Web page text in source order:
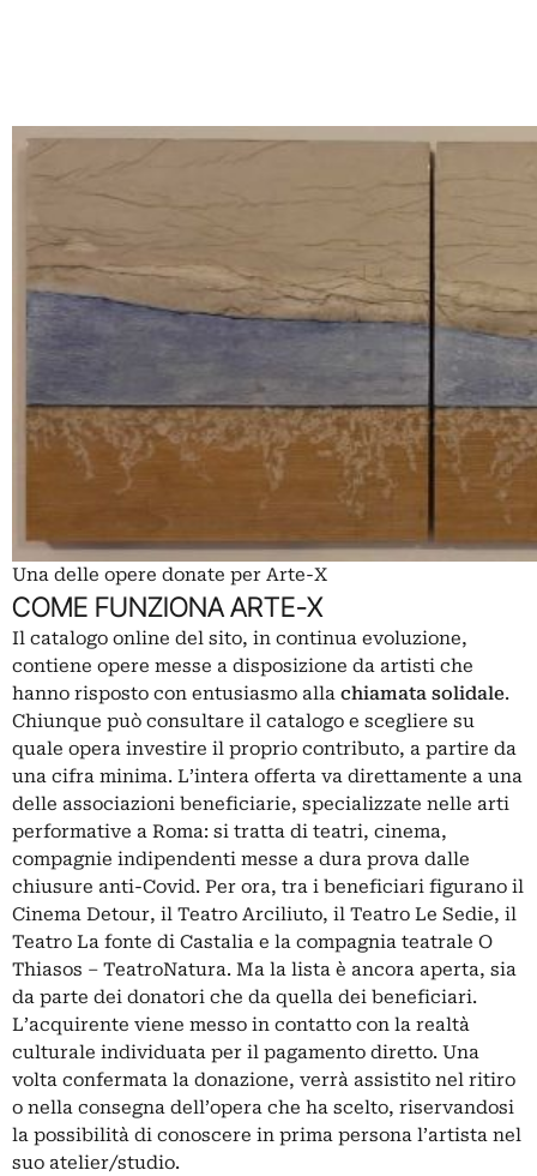
Una delle opere donate per Arte-X
COME FUNZIONA ARTE-X
Il catalogo online del sito, in continua evoluzione,
contiene opere messe a disposizione da artisti che
hanno risposto con entusiasmo alla chiamata solidale.
Chiunque può consultare il catalogo e scegliere su
quale opera investire il proprio contributo, a partire da
una cifra minima. L’intera offerta va direttamente a una
delle associazioni beneficiarie, specializzate nelle arti
performative a Roma: si tratta di teatri, cinema,
compagnie indipendenti messe a dura prova dalle
chiusure anti-Covid. Per ora, tra i beneficiari figurano il
Cinema Detour, il Teatro Arciliuto, il Teatro Le Sedie, il
Teatro La fonte di Castalia e la compagnia teatrale O
Thiasos – TeatroNatura. Ma la lista è ancora aperta, sia
da parte dei donatori che da quella dei beneficiari.
L’acquirente viene messo in contatto con la realtà
culturale individuata per il pagamento diretto. Una
volta confermata la donazione, verrà assistito nel ritiro
o nella consegna dell’opera che ha scelto, riservandosi
la possibilità di conoscere in prima persona l’artista nel
suo atelier/studio.